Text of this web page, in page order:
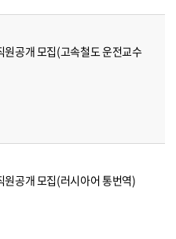
원공개 모집(고속철도 운전교수
원공개 모집(러시아어 통번역)